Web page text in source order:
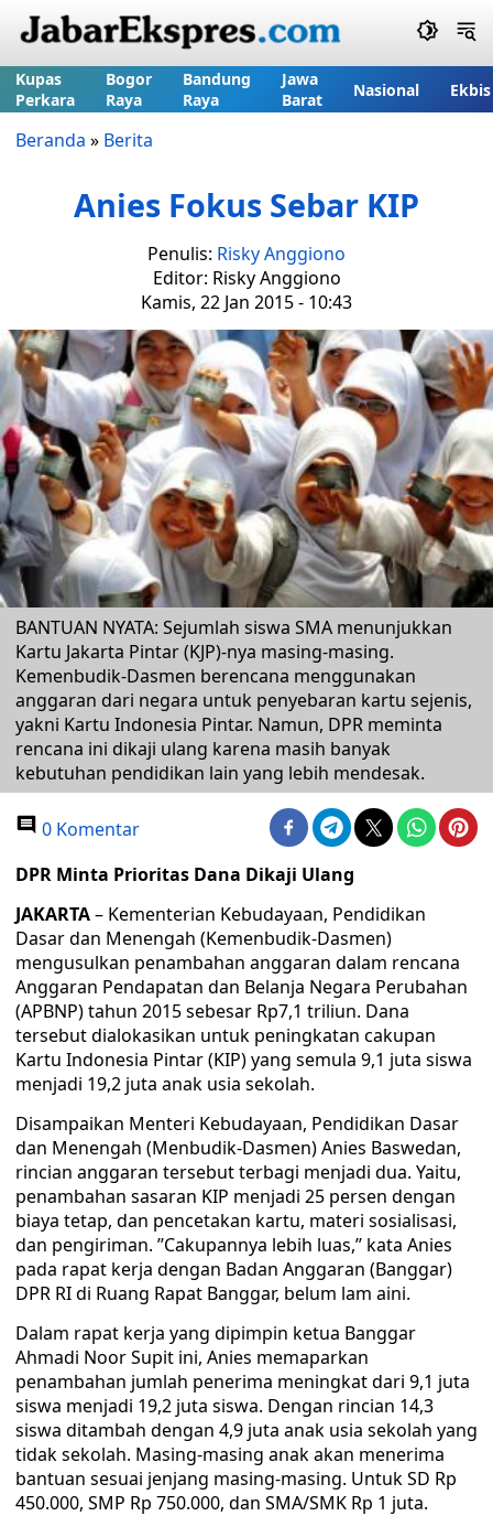
Kupas
Perkara
Bogor
Raya
Bandung
Raya
Jawa
Barat
Nasional Ekbis
Beranda » Berita
Anies Fokus Sebar KIP
Penulis: Risky Anggiono
Editor: Risky Anggiono
Kamis, 22 Jan 2015 - 10:43
BANTUAN NYATA: Sejumlah siswa SMA menunjukkan
Kartu Jakarta Pintar (KJP)-nya masing-masing.
Kemenbudik-Dasmen berencana menggunakan
anggaran dari negara untuk penyebaran kartu sejenis,
yakni Kartu Indonesia Pintar. Namun, DPR meminta
rencana ini dikaji ulang karena masih banyak
kebutuhan pendidikan lain yang lebih mendesak.
0 Komentar
DPR Minta Prioritas Dana Dikaji Ulang
JAKARTA– Kementerian Kebudayaan, Pendidikan
Dasar dan Menengah (Kemenbudik-Dasmen)
mengusulkan penambahan anggaran dalam rencana
Anggaran Pendapatan dan Belanja Negara Perubahan
(APBNP) tahun 2015 sebesar Rp7,1 triliun. Dana
tersebut dialokasikan untuk peningkatan cakupan
Kartu Indonesia Pintar (KIP) yang semula 9,1 juta siswa
menjadi 19,2 juta anak usia sekolah.
Disampaikan Menteri Kebudayaan, Pendidikan Dasar
dan Menengah (Menbudik-Dasmen) Anies Baswedan,
rincian anggaran tersebut terbagi menjadi dua. Yaitu,
penambahan sasaran KIP menjadi 25 persen dengan
biaya tetap, dan pencetakan kartu, materi sosialisasi,
dan pengiriman. ’’Cakupannya lebih luas,’’ kata Anies
pada rapat kerja dengan Badan Anggaran (Banggar)
DPR RI di Ruang Rapat Banggar, belum lam aini.
Dalam rapat kerja yang dipimpin ketua Banggar
Ahmadi Noor Supit ini, Anies memaparkan
penambahan jumlah penerima meningkat dari 9,1 juta
siswa menjadi 19,2 juta siswa. Dengan rincian 14,3
siswa ditambah dengan 4,9 juta anak usia sekolah yang
tidak sekolah. Masing-masing anak akan menerima
bantuan sesuai jenjang masing-masing. Untuk SD Rp
450.000, SMP Rp 750.000, dan SMA/SMK Rp 1 juta.